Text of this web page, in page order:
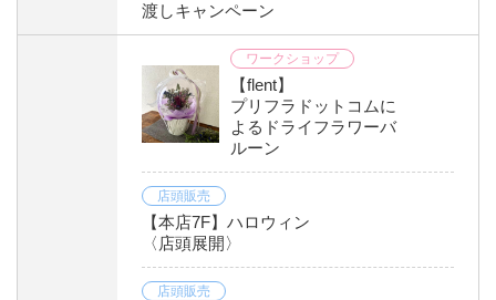
渡しキャンペーン
ワークショップ
【flent】
プリフラドットコムに
よるドライフラワーバ
ルーン
店頭販売
【本店7F】ハロウィン
〈店頭展開〉
店頭販売